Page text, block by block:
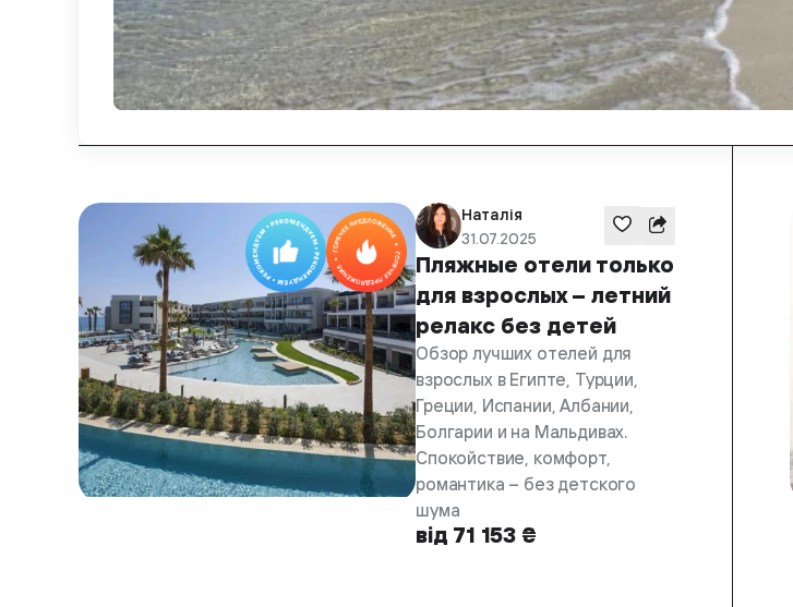
Наталія
31.07.2025
Пляжные отели только
для взрослых – летний
релакс без детей
Обзор лучших отелей для
взрослых в Египте, Турции,
Греции, Испании, Албании,
Болгарии и на Мальдивах.
Спокойствие, комфорт,
романтика – без детского
шума
від 71 153 ₴